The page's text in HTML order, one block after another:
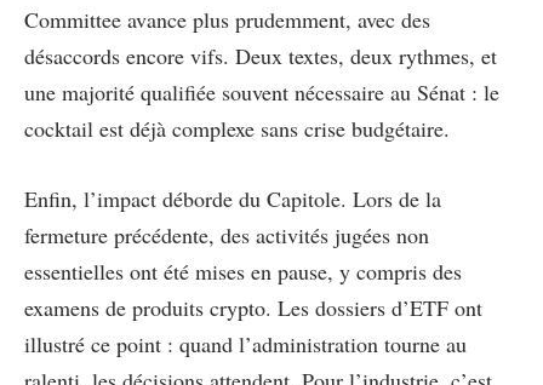
Committee avance plus prudemment, avec des
désaccords encore vifs. Deux textes, deux rythmes, et
une majorité qualifiée souvent nécessaire au Sénat : le
cocktail est déjà complexe sans crise budgétaire.
Enfin, l’impact déborde du Capitole. Lors de la
fermeture précédente, des activités jugées non
essentielles ont été mises en pause, y compris des
examens de produits crypto. Les dossiers d’ETF ont
illustré ce point : quand l’administration tourne au